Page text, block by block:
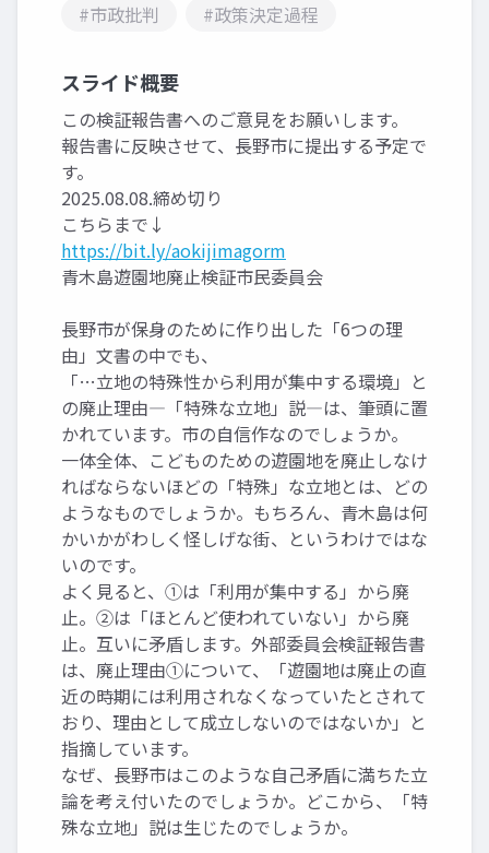
#市政批判
#政策決定過程
スライド概要
この検証報告書へのご意見をお願いします。
報告書に反映させて、長野市に提出する予定で
す。
2025.08.08.締め切り
こちらまで↓
https://bit.ly/aokijimagorm
青木島遊園地廃止検証市民委員会
長野市が保身のために作り出した「6つの理
由」文書の中でも、
「…立地の特殊性から利用が集中する環境」と
の廃止理由―「特殊な立地」説―は、筆頭に置
かれています。市の自信作なのでしょうか。
一体全体、こどものための遊園地を廃止しなけ
ればならないほどの「特殊」な立地とは、どの
ようなものでしょうか。もちろん、青木島は何
かいかがわしく怪しげな街、というわけではな
いのです。
よく見ると、①は「利用が集中する」から廃
止。②は「ほとんど使われていない」から廃
止。互いに矛盾します。外部委員会検証報告書
は、廃止理由①について、「遊園地は廃止の直
近の時期には利用されなくなっていたとされて
おり、理由として成立しないのではないか」と
指摘しています。
なぜ、長野市はこのような自己矛盾に満ちた立
論を考え付いたのでしょうか。どこから、「特
殊な立地」説は生じたのでしょうか。